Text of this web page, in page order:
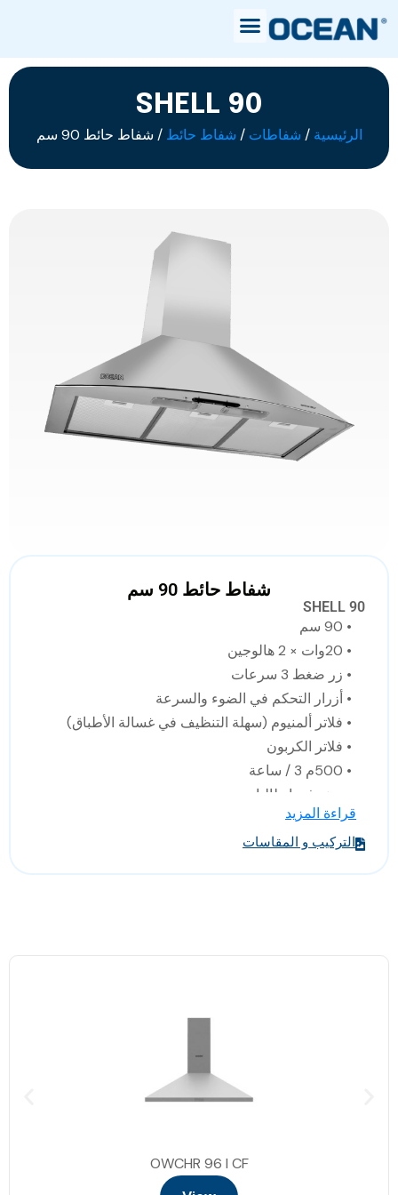
SHELL 90
الرئيسية / شفاطات / شفاط حائط / شفاط حائط 90 سم
شفاط حائط 90 سم
SHELL 90
• 90 سم
• 20وات × 2 هالوجين
• زر ضغط 3 سرعات
• أزرار التحكم في الضوء والسرعة
• فلاتر ألمنيوم (سهلة التنظيف في غسالة الأطباق)
• فلاتر الكربون
• 500م 3 / ساعة
• صنع في ايطاليا
• الابعاد: 90 * 50 * 80.7(العرض * العمق * الارتفاع)
قراءة المزيد
التركيب و المقاسات
OWCHR 96 I CF